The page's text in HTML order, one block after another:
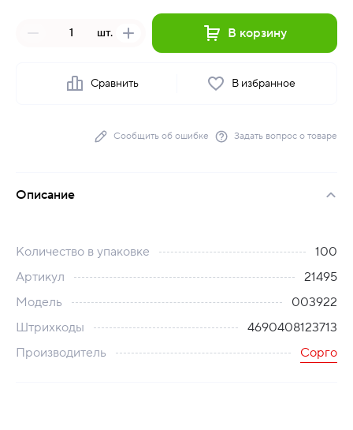
шт. В корзину
Сравнить В избранное
Сообщить об ошибке Задать вопрос о товаре
Описание
Количество в упаковке
100
Артикул
21495
Модель
003922
Штрихкоды
4690408123713
Производитель
Сорго